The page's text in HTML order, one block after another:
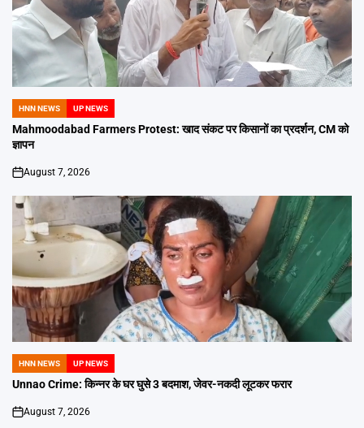
POSTED
IN
HNN NEWS UP NEWS
Mahmoodabad Farmers Protest: खाद संकट पर किसानों का प्रदर्शन, CM को
ज्ञापन
on
August 7, 2026
POSTED
IN
HNN NEWS UP NEWS
Unnao Crime: किन्नर के घर घुसे 3 बदमाश, जेवर-नकदी लूटकर फरार
on
August 7, 2026